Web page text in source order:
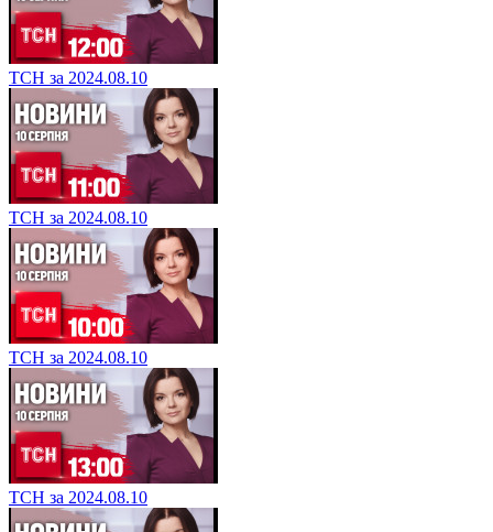
ТСН за 2024.08.10
ТСН за 2024.08.10
ТСН за 2024.08.10
ТСН за 2024.08.10